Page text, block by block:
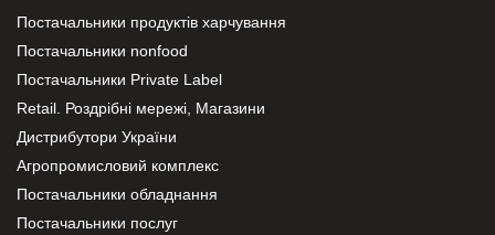
Постачальники продуктів харчування
Постачальники nonfood
Постачальники Private Label
Retail. Роздрібні мережі, Магазини
Дистрибутори України
Агропромисловий комплекс
Постачальники обладнання
Постачальники послуг